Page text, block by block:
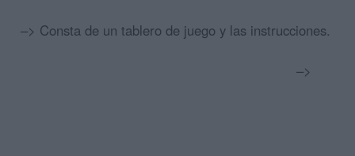
–> Consta de un tablero de juego y las instrucciones.
–>